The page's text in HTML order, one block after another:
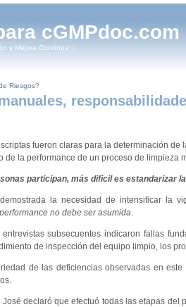
cGMPdoc.com
y Mejora Contínua ::
Riesgos?
fueron claras para la determinación
de la performance de un proceso de limpieza
participan, más difícil es estandarizar
la necesidad de intensificar la
no debe ser asumida.
subsecuentes indicaron fallas
de inspección del equipo limpio, los
de las deficiencias observadas en
declaró que efectuó todas las etapas